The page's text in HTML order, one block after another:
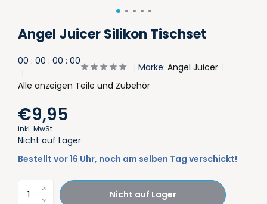
Angel Juicer Silikon Tischset
00 : 00 : 00 : 00
Marke: Angel Juicer
Alle anzeigen Teile und Zubehör
€9,95
inkl. MwSt.
Nicht auf Lager
Bestellt vor 16 Uhr, noch am selben Tag verschickt!
Nicht auf Lager